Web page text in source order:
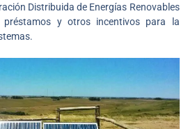
Distribuida de Energías Renovables
préstamos y otros incentivos para la